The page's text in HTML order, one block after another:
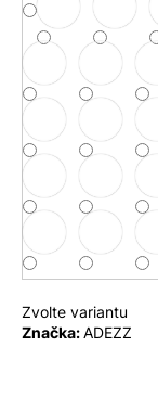
Zvolte variantu
Značka:ADEZZ
p
o
r
u
č
u
j
e
m
e